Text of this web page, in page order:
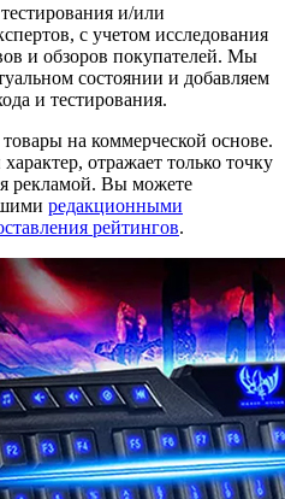
и/или
с учетом исследования
и обзоров покупателей. Мы
состоянии и добавляем
и тестирования.
на коммерческой основе.
отражает только точку
рекламой. Вы можете
редакционными
рейтингов.